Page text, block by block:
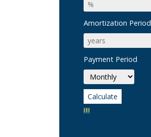
Amortization Period
Payment Period